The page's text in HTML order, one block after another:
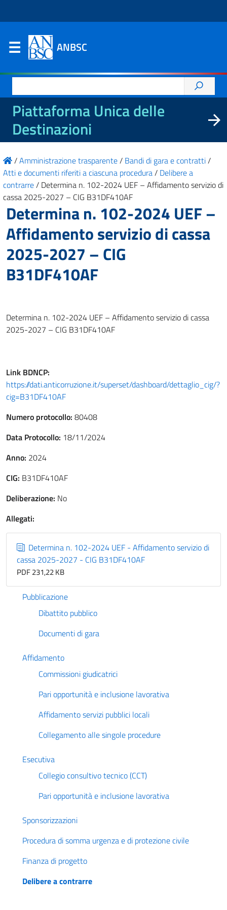
ANBSC
per:
Piattaforma Unica delle
Destinazioni
/Amministrazione trasparente/ Bandi di gara e contratti/
Atti e documenti riferiti a ciascuna procedura/ Delibere a
contrarre/ Determina n. 102-2024 UEF – Affidamento servizio di
cassa 2025-2027 – CIG B31DF410AF
Determina n. 102-2024 UEF –
Affidamento servizio di cassa
2025-2027 – CIG
B31DF410AF
Determina n. 102-2024 UEF – Affidamento servizio di cassa
2025-2027 – CIG B31DF410AF
Link BDNCP:
https://dati.anticorruzione.it/superset/dashboard/dettaglio_cig/?
cig=B31DF410AF
Numero protocollo: 80408
Data Protocollo: 18/11/2024
Anno: 2024
CIG: B31DF410AF
Deliberazione: No
Allegati:
Determina n. 102-2024 UEF - Affidamento servizio di
cassa 2025-2027 - CIG B31DF410AF
PDF 231,22 KB
Pubblicazione
Dibattito pubblico
Documenti di gara
Affidamento
Commissioni giudicatrici
Pari opportunità e inclusione lavorativa
Affidamento servizi pubblici locali
Collegamento alle singole procedure
Esecutiva
Collegio consultivo tecnico (CCT)
Pari opportunità e inclusione lavorativa
Sponsorizzazioni
Procedura di somma urgenza e di protezione civile
Finanza di progetto
Delibere a contrarre